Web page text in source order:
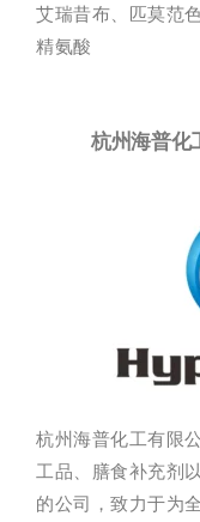
艾瑞昔布、匹莫范
精氨酸
杭州海普化
杭州海普化工有限
工品、膳食补充剂
的公司，致力于为